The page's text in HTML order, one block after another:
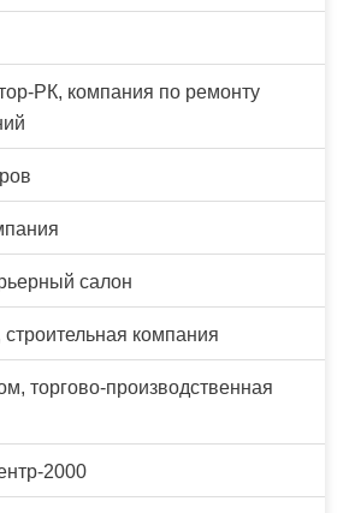
РК, компания по ремонту
салон
компания
торгово-производственная
2000